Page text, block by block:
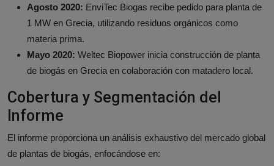
Agosto 2020: EnviTec Biogas recibe pedido para planta de
1 MW en Grecia, utilizando residuos orgánicos como
materia prima.
Mayo 2020: Weltec Biopower inicia construcción de planta
de biogás en Grecia en colaboración con matadero local.
Cobertura y Segmentación del
Informe
El informe proporciona un análisis exhaustivo del mercado global
de plantas de biogás, enfocándose en: